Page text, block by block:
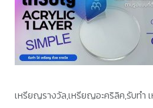
เหรียญรางวัล,เหรียญอะคริลิค,รับทำ